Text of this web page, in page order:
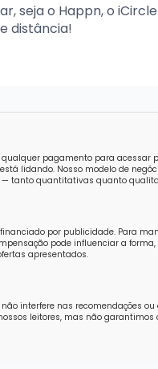
seja o Happn, o
distância!
pagamento para
lidando. Nosso modelo de
tanto quantitativas quanto
por publicidade. Para
pode influenciar a
apresentados.
interfere nas recomendações
leitores, mas não